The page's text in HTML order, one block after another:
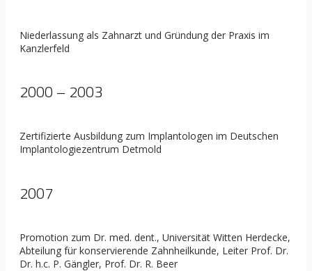
Niederlassung als Zahnarzt und Gründung der Praxis im
Kanzlerfeld
2000 – 2003
Zertifizierte Ausbildung zum Implantologen im Deutschen
Implantologiezentrum Detmold
2007
Promotion zum Dr. med. dent., Universität Witten Herdecke,
Abteilung für konservierende Zahnheilkunde, Leiter Prof. Dr.
Dr. h.c. P. Gängler, Prof. Dr. R. Beer